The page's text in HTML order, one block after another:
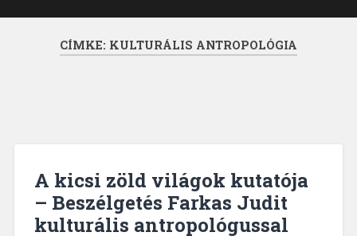
CÍMKE: KULTURÁLIS ANTROPOLÓGIA
A kicsi zöld világok kutatója
– Beszélgetés Farkas Judit
kulturális antropológussal